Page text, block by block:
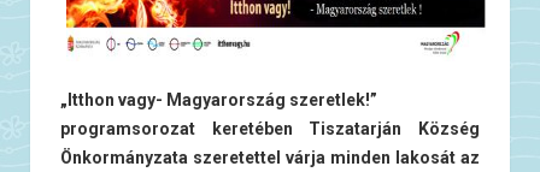
„Itthon vagy- Magyarország szeretlek!”
programsorozat keretében Tiszatarján Község
Önkormányzata szeretettel várja minden lakosát az